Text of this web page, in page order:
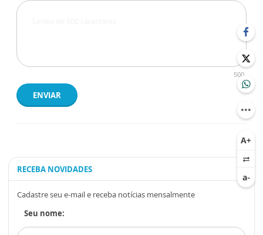
500
ENVIAR
RECEBA NOVIDADES
Cadastre seu e-mail e receba notícias mensalmente
Seu nome: